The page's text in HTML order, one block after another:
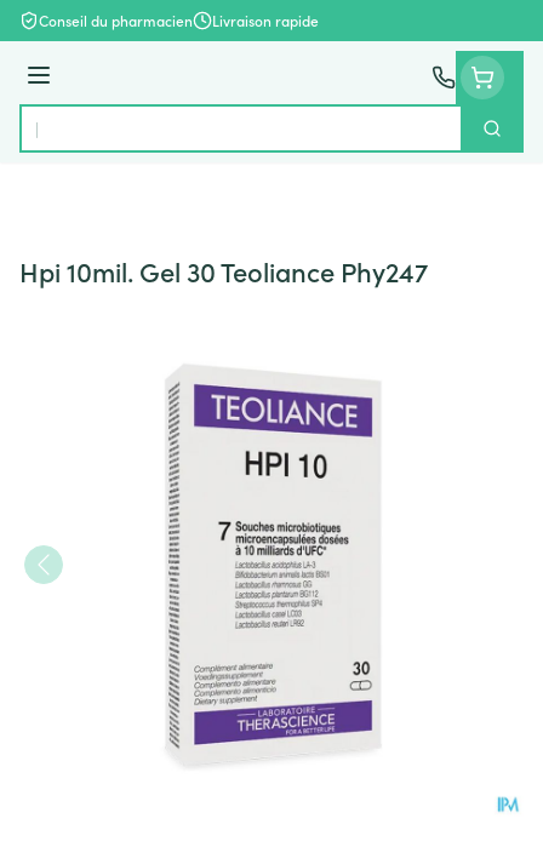
Aller au contenu
Conseil du pharmacien Livraison rapide
Menu
Rechercher
Hpi 10mil. Gel 30 Teoliance Phy247